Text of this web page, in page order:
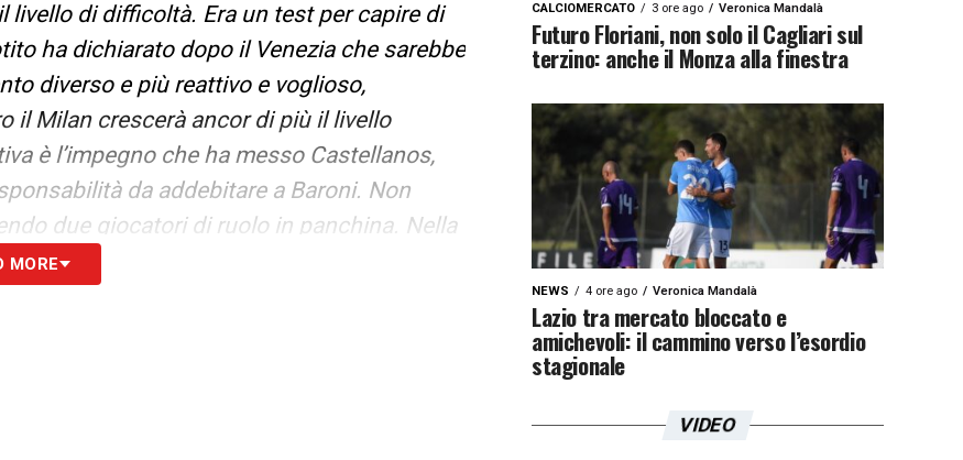
livello di difficoltà. Era un test per capire di
ha dichiarato dopo il Venezia che sarebbe
diverso e più reattivo e voglioso,
il Milan crescerà ancor di più il livello
è l’impegno che ha messo Castellanos,
da addebitare a Baroni. Non
due giocatori di ruolo in panchina. Nella
Poi non ho capito a cosa sia servito
MORE
CALCIOMERCATO 3 ore ago Veronica Mandalà
Futuro Floriani, non solo il Cagliari sul
terzino: anche il Monza alla finestra
NEWS 4 ore ago Veronica Mandalà
Lazio tra mercato bloccato e
amichevoli: il cammino verso l’esordio
stagionale
VIDEO